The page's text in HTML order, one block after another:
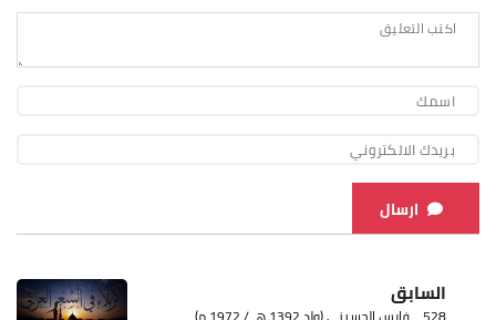
ارسال
السابق